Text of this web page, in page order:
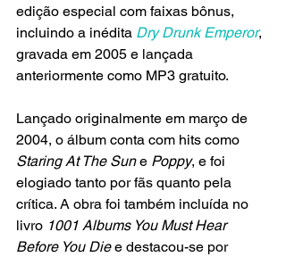
edição especial com faixas bônus,
incluindo a inédita Dry Drunk Emperor,
gravada em 2005 e lançada
anteriormente como MP3 gratuito.
Lançado originalmente em março de
2004, o álbum conta com hits como
Staring At The Sun e Poppy, e foi
elogiado tanto por fãs quanto pela
crítica. A obra foi também incluída no
livro 1001 Albums You Must Hear
Before You Die e destacou-se por